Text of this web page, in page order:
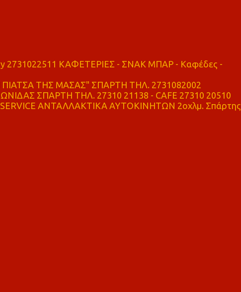
2731022511 ΚΑΦΕΤΕΡΙΕΣ - ΣΝΑΚ ΜΠΑΡ - Καφέδες -
ΤΗΣ ΜΑΣΑΣ" ΣΠΑΡΤΗ ΤΗΛ. 2731082002
ΣΠΑΡΤΗ ΤΗΛ. 27310 21138 - CAFE 27310 20510
ΑΝΤΑΛΛΑΚΤΙΚΑ ΑΥΤΟΚΙΝΗΤΩΝ 2οχλμ. Σπάρτης